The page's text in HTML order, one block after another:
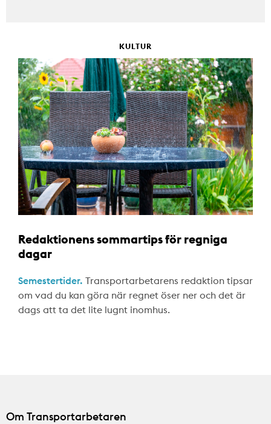
KULTUR
Redaktionens sommartips för regniga
dagar
Semestertider. Transportarbetarens redaktion tipsar
om vad du kan göra när regnet öser ner och det är
dags att ta det lite lugnt inomhus.
Om Transportarbetaren